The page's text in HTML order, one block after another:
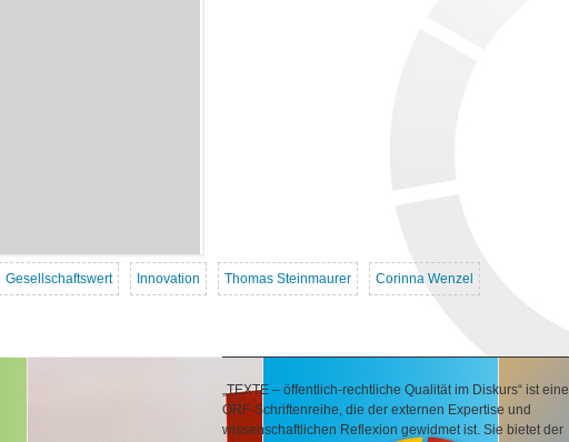
Gesellschaftswert Innovation Thomas Steinmaurer Corinna Wenzel
„TEXTE – öffentlich-rechtliche Qualität im Diskurs“ ist eine
ORF-Schriftenreihe, die der externen Expertise und
wissenschaftlichen Reflexion gewidmet ist. Sie bietet der